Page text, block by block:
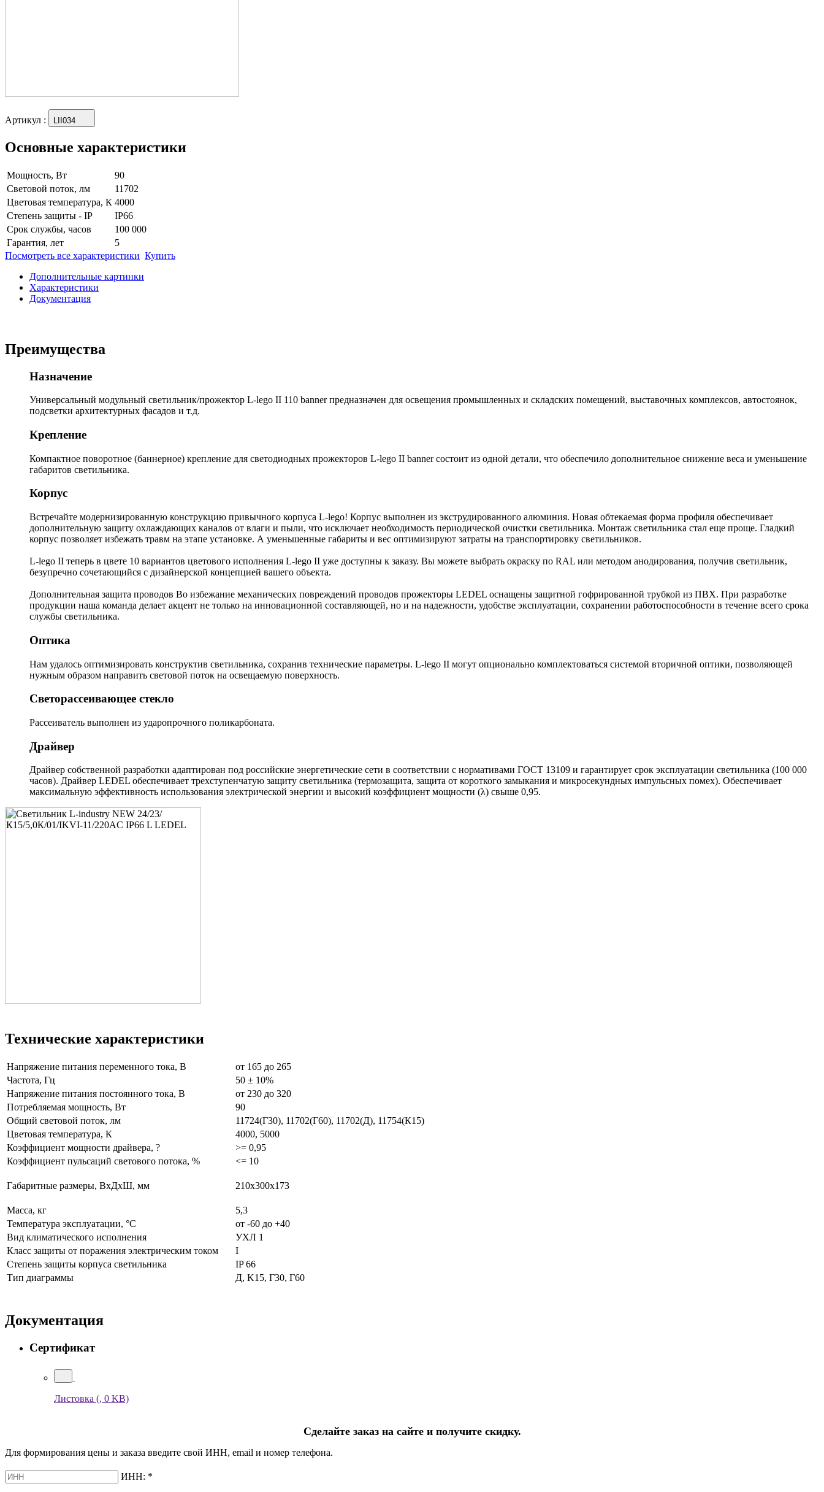
Артикул : LII034
Основные характеристики
Мощность, Вт
90
Световой поток, лм
11702
Цветовая температура, К 4000
Степень защиты - IP
IP66
Срок службы, часов
100 000
Гарантия, лет
5
Посмотреть все характеристики Купить
Дополнительные картинки
Характеристики
Документация
Преимущества
Назначение
Универсальный модульный светильник/прожектор L-lego II 110 banner предназначен для освещения промышленных и складских помещений, выставочных комплексов, автостоянок,
подсветки архитектурных фасадов и т.д.
Крепление
Компактное поворотное (баннерное) крепление для светодиодных прожекторов L-lego II banner состоит из одной детали, что обеспечило дополнительное снижение веса и уменьшение
габаритов светильника.
Корпус
Встречайте модернизированную конструкцию привычного корпуса L-lego! Корпус выполнен из экструдированного алюминия. Новая обтекаемая форма профиля обеспечивает
дополнительную защиту охлаждающих каналов от влаги и пыли, что исключает необходимость периодической очистки светильника. Монтаж светильника стал еще проще. Гладкий
корпус позволяет избежать травм на этапе установке. А уменьшенные габариты и вес оптимизируют затраты на транспортировку светильников.
L-lego II теперь в цвете 10 вариантов цветового исполнения L-lego II уже доступны к заказу. Вы можете выбрать окраску по RAL или методом анодирования, получив светильник,
безупречно сочетающийся с дизайнерской концепцией вашего объекта.
Дополнительная защита проводов Во избежание механических повреждений проводов прожекторы LEDEL оснащены защитной гофрированной трубкой из ПВХ. При разработке
продукции наша команда делает акцент не только на инновационной составляющей, но и на надежности, удобстве эксплуатации, сохранении работоспособности в течение всего срока
службы светильника.
Оптика
Нам удалось оптимизировать конструктив светильника, сохранив технические параметры. L-lego II могут опционально комплектоваться системой вторичной оптики, позволяющей
нужным образом направить световой поток на освещаемую поверхность.
Светорассеивающее стекло
Рассеиватель выполнен из ударопрочного поликарбоната.
Драйвер
Драйвер собственной разработки адаптирован под российские энергетические сети в соответствии с нормативами ГОСТ 13109 и гарантирует срок эксплуатации светильника (100 000
часов). Драйвер LEDEL обеспечивает трехступенчатую защиту светильника (термозащита, защита от короткого замыкания и микросекундных импульсных помех). Обеспечивает
максимальную эффективность использования электрической энергии и высокий коэффициент мощности (λ) свыше 0,95.
Технические характеристики
Напряжение питания переменного тока, В
от 165 до 265
Частота, Гц
50 ± 10%
Напряжение питания постоянного тока, В
от 230 до 320
Потребляемая мощность, Вт
90
Общий световой поток, лм
11724(Г30), 11702(Г60), 11702(Д), 11754(К15)
Цветовая температура, К
4000, 5000
Коэффициент мощности драйвера, ?
>= 0,95
Коэффициент пульсаций светового потока, %
<= 10
Габаритные размеры, ВхДхШ, мм 210x300x173
Масса, кг
5,3
Температура эксплуатации, °С
от -60 до +40
Вид климатического исполнения
УХЛ 1
Класс защиты от поражения электрическим током
I
Степень защиты корпуса светильника
IP 66
Тип диаграммы
Д, K15, Г30, Г60
Документация
Сертификат
Листовка (, 0 KB)
Сделайте заказ на сайте и получите скидку.
Для формирования цены и заказа введите свой ИНН, email и номер телефона.
ИНН: *